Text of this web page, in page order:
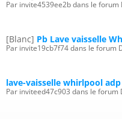
Par invite4539ee2b dans le forum
[Blanc] Pb Lave vaisselle
Par invite19cb7f74 dans le forum
lave-vaisselle whirlpool
Par inviteed47c903 dans le forum